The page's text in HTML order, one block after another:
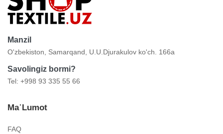
Manzil
O'zbekiston, Samarqand, U.U.Djurakulov ko'ch. 166a
Savolingiz bormi?
Tel: +998 93 335 55 66
Ma᾿lumot
FAQ